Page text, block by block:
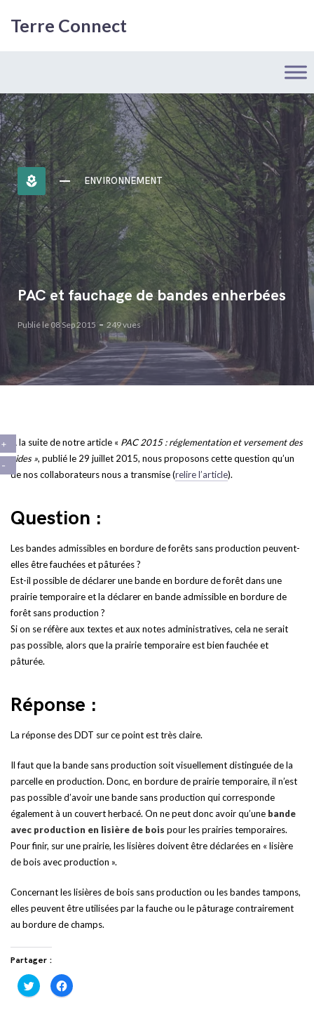
Terre Connect
local_florist ENVIRONNEMENT
PAC et fauchage de bandes enherbées
Publié le 08 Sep 2015 249 vues
A la suite de notre article « PAC 2015 : réglementation et versement des
aides », publié le 29 juillet 2015, nous proposons cette question qu’un
de nos collaborateurs nous a transmise (relire l’article).
Question :
Les bandes admissibles en bordure de forêts sans production peuvent-
elles être fauchées et pâturées ?
Est-il possible de déclarer une bande en bordure de forêt dans une
prairie temporaire et la déclarer en bande admissible en bordure de
forêt sans production ?
Si on se réfère aux textes et aux notes administratives, cela ne serait
pas possible, alors que la prairie temporaire est bien fauchée et
pâturée.
Réponse :
La réponse des DDT sur ce point est très claire.
Il faut que la bande sans production soit visuellement distinguée de la
parcelle en production. Donc, en bordure de prairie temporaire, il n’est
pas possible d’avoir une bande sans production qui corresponde
également à un couvert herbacé. On ne peut donc avoir qu’une bande
avec production en lisière de bois pour les prairies temporaires.
Pour finir, sur une prairie, les lisières doivent être déclarées en « lisière
de bois avec production ».
Concernant les lisières de bois sans production ou les bandes tampons,
elles peuvent être utilisées par la fauche ou le pâturage contrairement
au bordure de champs.
Partager :
Cliquez
pour
partager
Cliquez
pour
partager